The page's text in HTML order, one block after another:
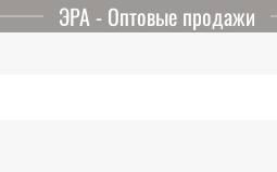
ЭРА - Оптовые продажи